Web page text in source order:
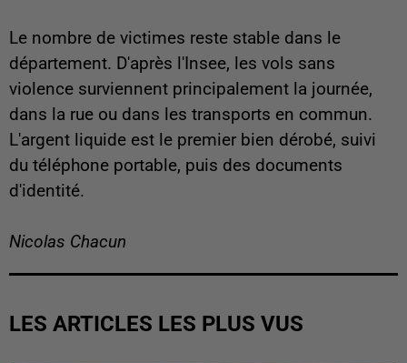
Le nombre de victimes reste stable dans le
département. D'après l'Insee, les vols sans
violence surviennent principalement la journée,
dans la rue ou dans les transports en commun.
L'argent liquide est le premier bien dérobé, suivi
du téléphone portable, puis des documents
d'identité.
Nicolas Chacun
LES ARTICLES LES PLUS VUS